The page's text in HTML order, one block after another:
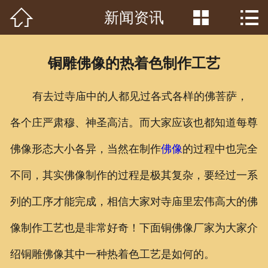
首页
新闻资讯
荣誉资质
泥塑鉴赏
 新闻资讯  
铜雕佛像的热着色制作工艺
有去过寺庙中的人都见过各式各样的佛菩萨，
各个庄严肃穆、神圣高洁。而大家应该也都知道每尊
佛像形态大小各异，当然在制作佛像的过程中也完全
不同，其实佛像制作的过程是极其复杂，要经过一系
列的工序才能完成，相信大家对寺庙里宏伟高大的佛
像制作工艺也是非常好奇！下面铜佛像厂家为大家介
绍铜雕佛像其中一种热着色工艺是如何的。